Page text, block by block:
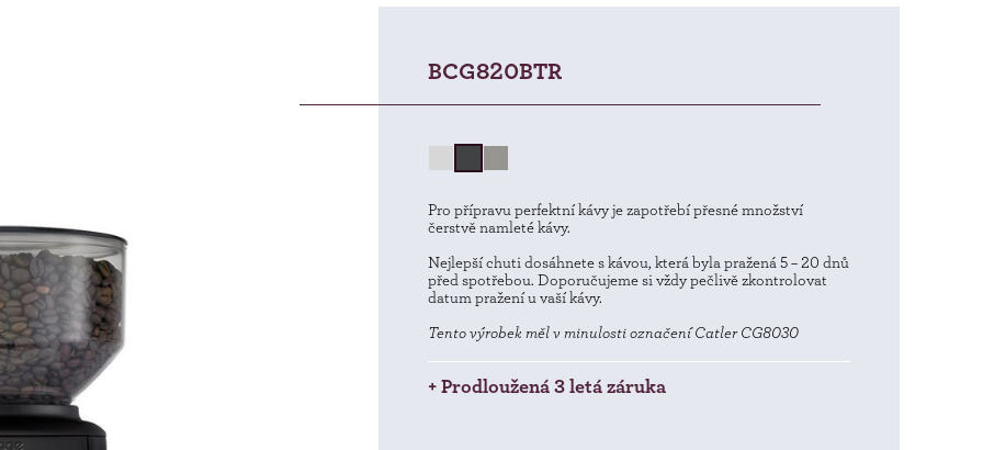
BCG820BTR
Pro přípravu perfektní kávy je zapotřebí přesné množství
čerstvě namleté kávy.
Nejlepší chuti dosáhnete s kávou, která byla pražená 5 – 20 dnů
před spotřebou. Doporučujeme si vždy pečlivě zkontrolovat
datum pražení u vaší kávy.
Tento výrobek měl v minulosti označení Catler CG8030
+ Prodloužená 3 letá záruka